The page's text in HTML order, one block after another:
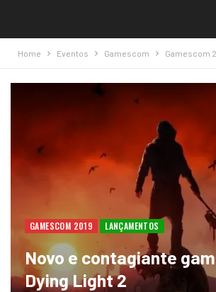
Home Eventos Gamescom Gamescom
GAMESCOM 2019 LANÇAMENTOS
Novo e contagiante
Dying Light 2